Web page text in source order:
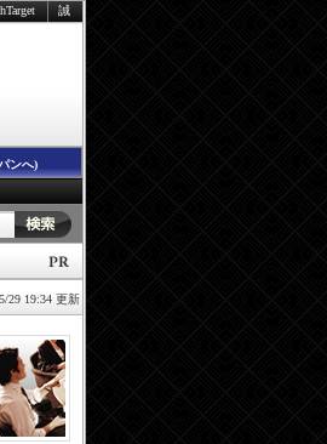
誠
ンへ)
5/29 19:34 更新